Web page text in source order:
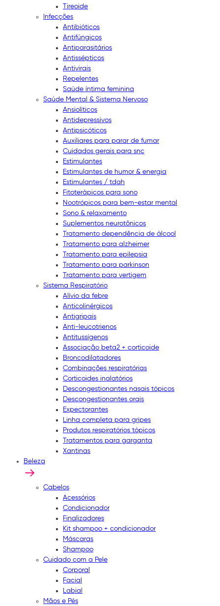
Tireoide
Infecções
Antibióticos
Antifúngicos
Antiparasitários
Antissépticos
Antivirais
Repelentes
Saúde íntima feminina
Saúde Mental & Sistema Nervoso
Ansiolíticos
Antidepressivos
Antipsicóticos
Auxiliares para parar de fumar
Cuidados gerais para snc
Estimulantes
Estimulantes de humor & energia
Estimulantes / tdah
Fitoterápicos para sono
Nootrópicos para bem-estar mental
Sono & relaxamento
Suplementos neurotônicos
Tratamento dependência de álcool
Tratamento para alzheimer
Tratamento para epilepsia
Tratamento para parkinson
Tratamento para vertigem
Sistema Respiratório
Alívio da febre
Anticolinérgicos
Antigripais
Anti-leucotrienos
Antitussígenos
Associação beta2 + corticoide
Broncodilatadores
Combinações respiratórias
Corticoides inalatórios
Descongestionantes nasais tópicos
Descongestionantes orais
Expectorantes
Linha completa para gripes
Produtos respiratórios tópicos
Tratamentos para garganta
Xantinas
Beleza
Cabelos
Acessórios
Condicionador
Finalizadores
Kit shampoo + condicionador
Máscaras
Shampoo
Cuidado com a Pele
Corporal
Facial
Labial
Mãos e Pés